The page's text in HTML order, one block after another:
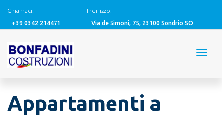
Chiamaci:
+39 0342 214471
Indirizzo:
Via de Simoni, 75, 23100 Sondrio SO
Appartamenti a